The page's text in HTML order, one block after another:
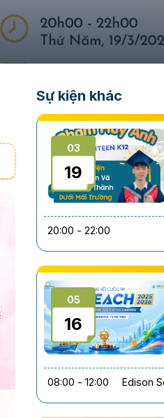
Sự kiện khác
03
19
20:00 - 22:00
05
16
08:00 - 12:00 Edison